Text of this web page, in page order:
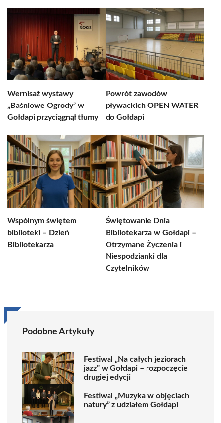
Wernisaż wystawy
„Baśniowe Ogrody” w
Gołdapi przyciągnął tłumy
Powrót zawodów
pływackich OPEN WATER
do Gołdapi
Wspólnym świętem
biblioteki – Dzień
Bibliotekarza
Świętowanie Dnia
Bibliotekarza w Gołdapi –
Otrzymane Życzenia i
Niespodzianki dla
Czytelników
Podobne Artykuły
Festiwal „Na całych jeziorach
jazz” w Gołdapi – rozpoczęcie
drugiej edycji
Festiwal „Muzyka w objęciach
natury” z udziałem Gołdapi